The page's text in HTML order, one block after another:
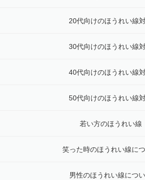
20代向けのほうれい線
30代向けのほうれい線
40代向けのほうれい線
50代向けのほうれい線
若い方のほうれい線
笑った時のほうれい線に
男性のほうれい線につ